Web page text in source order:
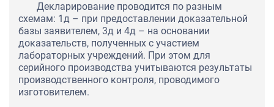
Декларирование проводится по разным
схемам: 1д – при предоставлении доказательной
базы заявителем, 3д и 4д – на основании
доказательств, полученных с участием
лабораторных учреждений. При этом для
серийного производства учитываются результаты
производственного контроля, проводимого
изготовителем.